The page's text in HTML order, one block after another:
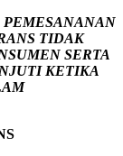
TIDAK
SERTA
KETIKA